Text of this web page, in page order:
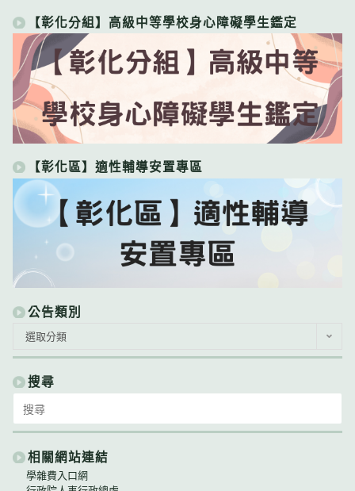
【彰化分組】高級中等學校身心障礙學生鑑定
【彰化區】適性輔導安置專區
公告類別
類
別
選取分類
搜尋
for:
相關網站連結
學雜費入口網